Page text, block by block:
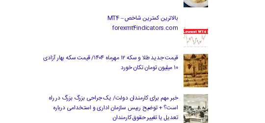
بالاترین کمترین شاخص MT4 –
forexmt4indicators.com
قیمت جدید طلا و سکه ۱۲ مهرماه ۱۴۰۴/ قیمت سکه بهار آزادی
۱۰ میلیون تومان تکان خورد
خبر مهم برای کارمندان دولت/ یک جراحی بزرگ بزرگ در راه
است؟ + توضیح رییس سازمان اداری و استخدامی درباره
تعدیل یا تغییر حقوق کارمندان